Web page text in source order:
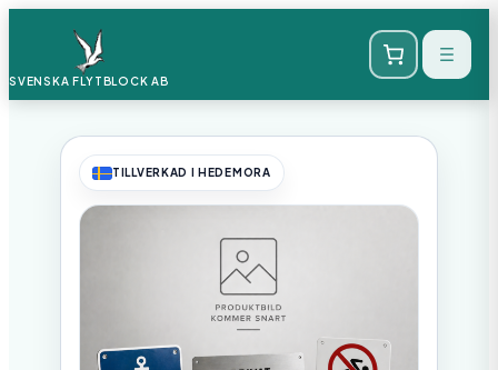
SVENSKA FLYTBLOCK AB
TILLVERKAD I HEDEMORA